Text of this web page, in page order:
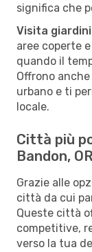
significa che
Visita
aree coperte
quando il
Offrono
urbano e ti
locale.
Città più
Bandon, OR
Grazie alle
città da cui
Queste città
competitive,
verso la tua